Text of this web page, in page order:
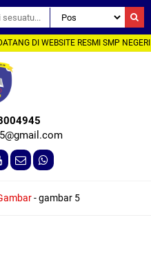
DI WEBSITE RESMI SMP
-gambar 5